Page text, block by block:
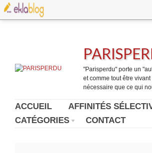
"Parisperdu" porte un
et comme tout être
nécessaire que ce qui
ACCUEIL AFFINITÉS
CATÉGORIES
CONTACT